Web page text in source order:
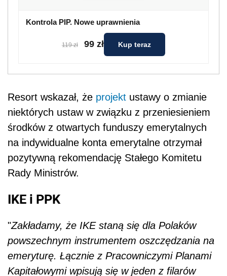
Kontrola PIP. Nowe uprawnienia
119 zł 99 zł Kup teraz
Resort wskazał, że projekt ustawy o zmianie
niektórych ustaw w związku z przeniesieniem
środków z otwartych funduszy emerytalnych
na indywidualne konta emerytalne otrzymał
pozytywną rekomendację Stałego Komitetu
Rady Ministrów.
IKE i PPK
"Zakładamy, że IKE staną się dla Polaków
powszechnym instrumentem oszczędzania na
emeryturę. Łącznie z Pracowniczymi Planami
Kapitałowymi wpisują się w jeden z filarów